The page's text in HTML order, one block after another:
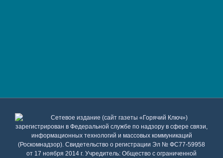
Сетевое издание (сайт газеты «Горячий Ключ»)
зарегистрирован в Федеральной службе по надзору в сфере связи,
информационных технологий и массовых коммуникаций
(Роскомнадзор). Свидетельство о регистрации Эл № ФС77-59958
от 17 ноября 2014 г. Учредитель: Общество с ограниченной